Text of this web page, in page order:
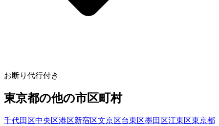
お断り代行付き
東京都の他の市区町村
千代田区中央区港区新宿区文京区台東区墨田区江東区東京都